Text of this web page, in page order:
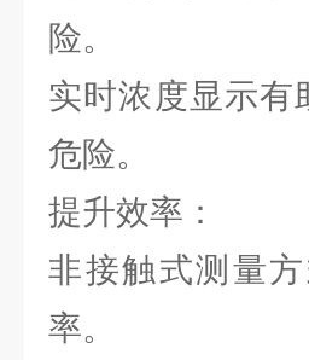
险。
实时浓度显示有
危险。
提升效率：
非接触式测量
率。